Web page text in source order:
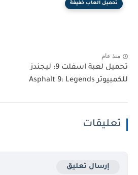
تحميل العاب خفيفة
منذ عام
تحميل لعبة اسفلت 9: ليجندز
للكمبيوتر Asphalt 9: Legends
تعليقات
إرسال تعليق